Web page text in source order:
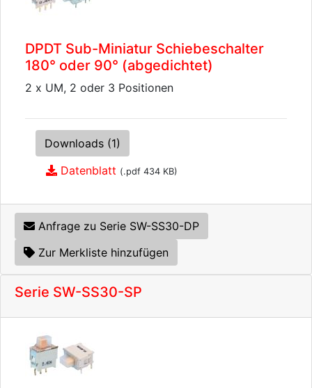
DPDT Sub-Miniatur Schiebeschalter
180° oder 90° (abgedichtet)
2 x UM, 2 oder 3 Positionen
Downloads (1)
Datenblatt (.pdf 434 KB)
Anfrage zu Serie SW-SS30-DP
Zur Merkliste hinzufügen
Serie SW-SS30-SP